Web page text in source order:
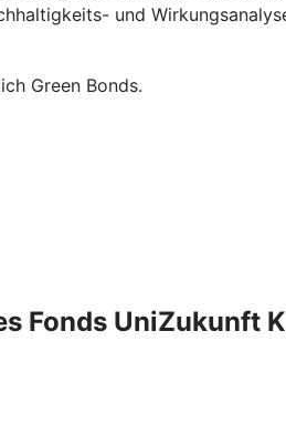
und
Green Bonds.
Fonds UniZukunft